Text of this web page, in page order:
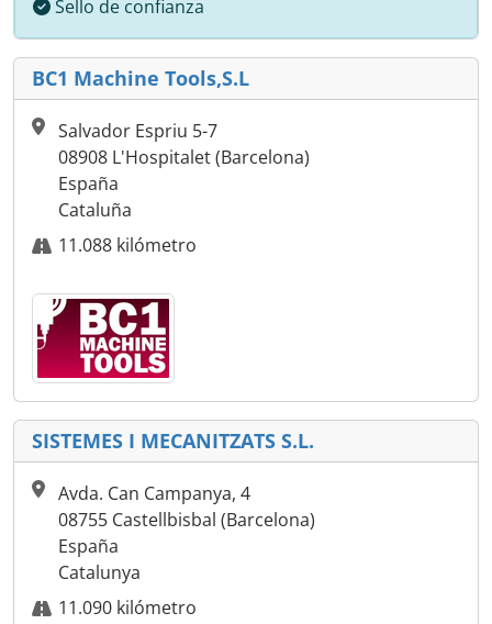
Sello de confianza
BC1 Machine Tools,S.L
Salvador Espriu 5-7
08908 L'Hospitalet (Barcelona)
España
Cataluña
11.088 kilómetro
SISTEMES I MECANITZATS S.L.
Avda. Can Campanya, 4
08755 Castellbisbal (Barcelona)
España
Catalunya
11.090 kilómetro